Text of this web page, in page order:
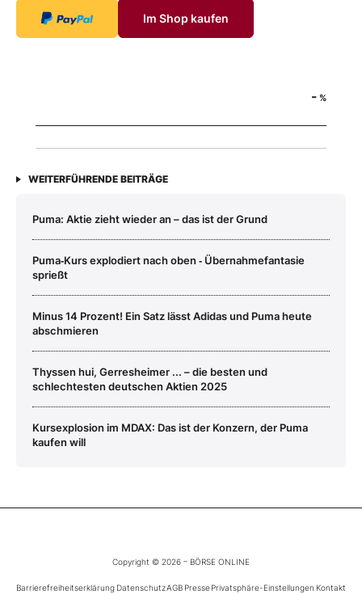
Im Shop kaufen
- %
WEITERFÜHRENDE BEITRÄGE
Puma: Aktie zieht wieder an – das ist der Grund
Puma‑Kurs explodiert nach oben ‑ Übernahmefantasie
sprießt
Minus 14 Prozent! Ein Satz lässt Adidas und Puma heute
abschmieren
Thyssen hui, Gerresheimer ... – die besten und
schlechtesten deutschen Aktien 2025
Kursexplosion im MDAX: Das ist der Konzern, der Puma
kaufen will
Copyright © 2026 – BÖRSE ONLINE
Barrierefreiheitserklärung DatenschutzAGB PressePrivatsphäre-Einstellungen Kontakt